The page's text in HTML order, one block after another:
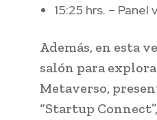
15:25 hrs. –
Además, en esta
salón para
Metaverso,
“Startup